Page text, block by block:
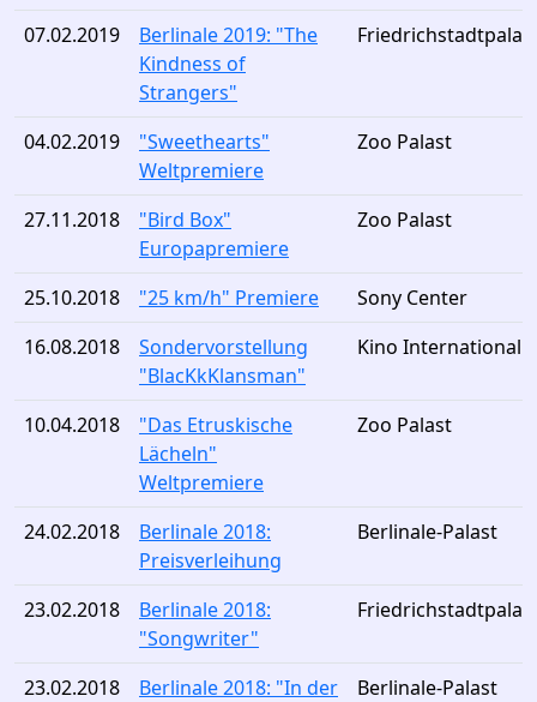
07.02.2019
Berlinale 2019: "The
Kindness of
Strangers"
04.02.2019
"Sweethearts"
Weltpremiere
Zoo Palast
27.11.2018
"Bird Box"
Europapremiere
Zoo Palast
25.10.2018 "25 km/h" Premiere
Sony Center
16.08.2018
Sondervorstellung
"BlacKkKlansman"
Kino International
10.04.2018
"Das Etruskische
Lächeln"
Weltpremiere
Zoo Palast
24.02.2018
Berlinale 2018:
Preisverleihung
Berlinale-Palast
23.02.2018
Berlinale 2018:
"Songwriter"
23.02.2018
Berlinale 2018: "In der
Berlinale-Palast